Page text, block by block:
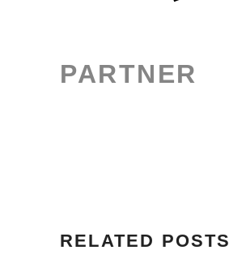
PARTNER
RELATED POSTS